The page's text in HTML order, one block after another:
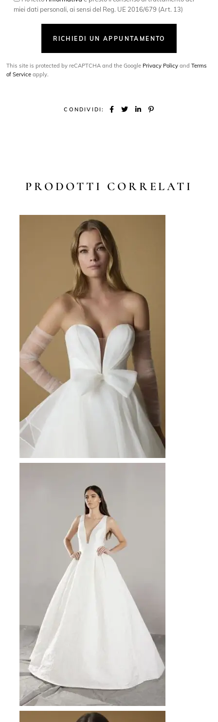
miei dati personali, ai sensi del Reg. UE 2016/679 (Art. 13)
RICHIEDI UN APPUNTAMENTO
This site is protected by reCAPTCHA and the Google Privacy Policy andTerms
of Service apply.
CONDIVIDI:
PRODOTTI CORRELATI